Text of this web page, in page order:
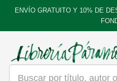
ENVÍO GRATUITO Y 10% DE